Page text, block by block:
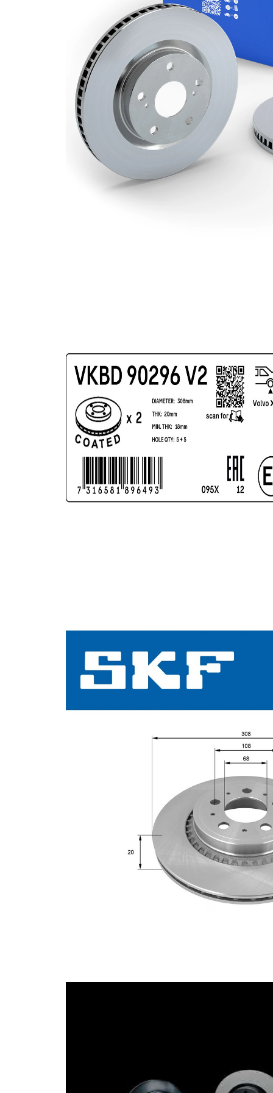
tloušťka
18 mm
počet děr
Vnější
průměr
308 mm
Počet děr
5
Centrovací
průměr
68 mm
Kruhový
vyvrt Ø 2
108 mm
povrch
nátěr